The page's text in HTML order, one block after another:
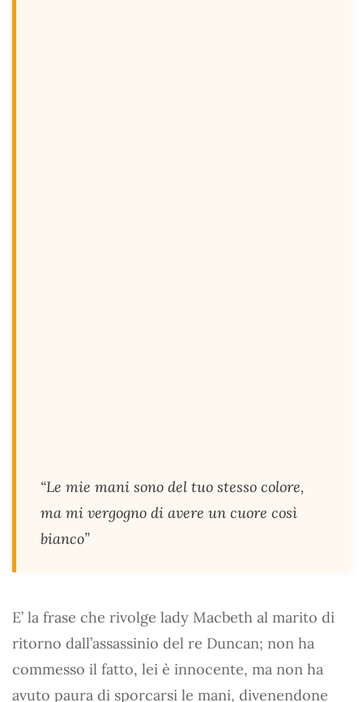
“Le mie mani sono del tuo stesso colore,
ma mi vergogno di avere un cuore così
bianco”
E’ la frase che rivolge lady Macbeth al marito di
ritorno dall’assassinio del re Duncan; non ha
commesso il fatto, lei è innocente, ma non ha
avuto paura di sporcarsi le mani, divenendone